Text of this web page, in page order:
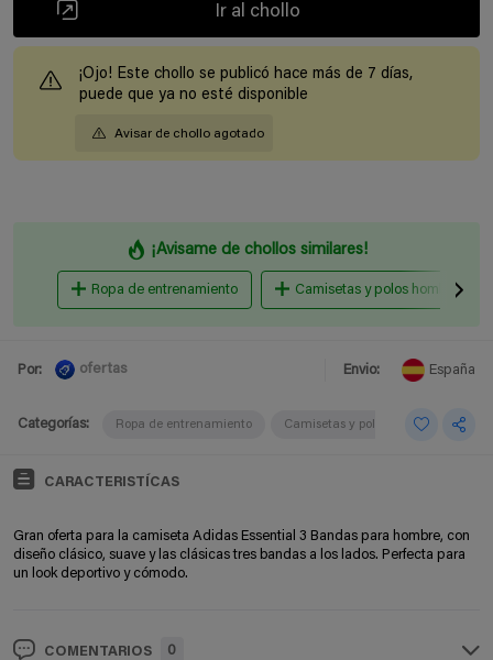
Ir al chollo
¡Ojo! Este chollo se publicó hace más de 7 días,
puede que ya no esté disponible
Avisar de chollo agotado
¡Avisame de chollos similares!
Ropa de entrenamiento Camisetas y polos hombre
Por: ofertas Envio: España
Categorías: Ropa de entrenamiento Camisetas y polos hombre
CARACTERISTÍCAS
Gran oferta para la camiseta Adidas Essential 3 Bandas para hombre, con
diseño clásico, suave y las clásicas tres bandas a los lados. Perfecta para
un look deportivo y cómodo.
COMENTARIOS 0